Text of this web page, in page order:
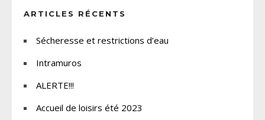
ARTICLES RÉCENTS
Sécheresse et restrictions d’eau
Intramuros
ALERTE!!!
Accueil de loisirs été 2023